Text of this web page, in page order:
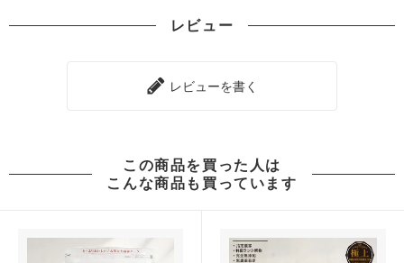
レビュー
レビューを書く
この商品を買った人は
こんな商品も買っています